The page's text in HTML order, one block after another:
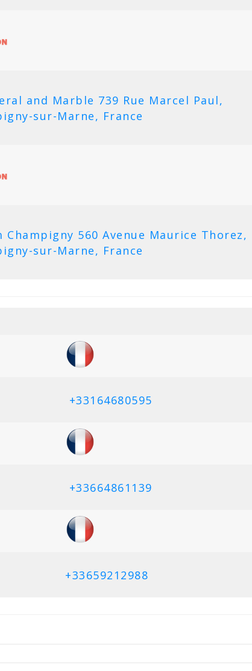
and Marble 739 Rue Marcel Paul,
sur-Marne, France
Champigny 560 Avenue Maurice Thorez,
sur-Marne, France
+33164680595
+33664861139
+33659212988